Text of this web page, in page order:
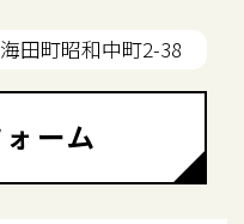
田町昭和中町2-38
ーム